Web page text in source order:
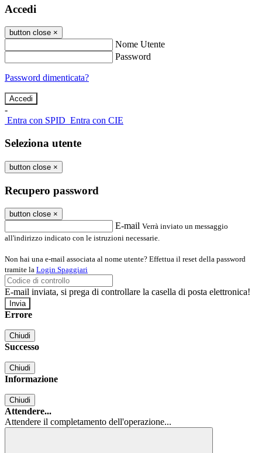
Accedi
button close ×
Nome Utente
Password
Password dimenticata?
-
Entra con SPID Entra con CIE
Seleziona utente
button close ×
Recupero password
button close ×
E-mail Verrà inviato un messaggio
all'indirizzo indicato con le istruzioni necessarie.
Non hai una e-mail associata al nome utente? Effettua il reset della password
tramite la Login Spaggiari
E-mail inviata, si prega di controllare la casella di posta elettronica!
Errore
Chiudi
Successo
Chiudi
Informazione
Chiudi
Attendere...
Attendere il completamento dell'operazione...